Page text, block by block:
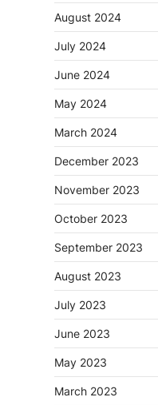
August 2024
July 2024
June 2024
May 2024
March 2024
December 2023
November 2023
October 2023
September 2023
August 2023
July 2023
June 2023
May 2023
March 2023